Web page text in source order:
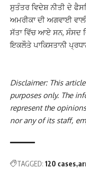
ਸੁਤੰਤਰ ਵਿਦੇਸ਼ ਨੀਤੀ ਦੇ
ਅਮਰੀਕਾ ਦੀ ਅਗਵਾਈ
ਸੱਤਾ ਵਿੱਚ ਆਏ ਸਨ, ਸੰਸਦ
ਇਕਲੌਤੇ ਪਾਕਿਸਤਾਨੀ
Disclaimer: This
purposes only. The
represent the
nor any of its staff,
TAGGED: 120 cases